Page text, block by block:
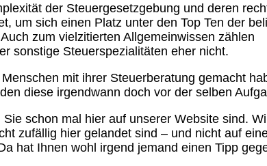
der Steuergesetzgebung und deren
um sich einen Platz unter den Top Ten der
zum vielzitierten Allgemeinwissen zählen
sonstige Steuerspezialitäten eher nicht.
mit ihrer Steuerberatung gemacht
diese irgendwann doch vor der selben
schon mal hier auf unserer Website sind.
zufällig hier gelandet sind – und nicht auf
hat Ihnen wohl irgend jemand einen Tipp